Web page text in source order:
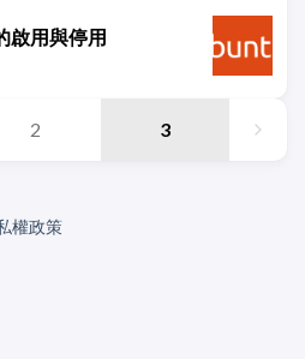
啟用與停用
2 3
權政策